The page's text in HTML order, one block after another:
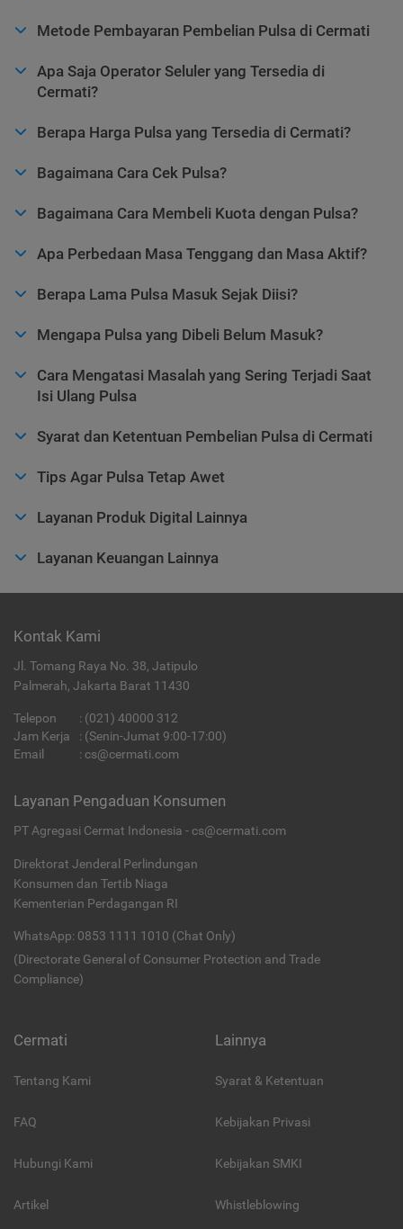
Metode Pembayaran Pembelian Pulsa di Cermati
Apa Saja Operator Seluler yang Tersedia di
Cermati?
Berapa Harga Pulsa yang Tersedia di Cermati?
Bagaimana Cara Cek Pulsa?
Bagaimana Cara Membeli Kuota dengan Pulsa?
Apa Perbedaan Masa Tenggang dan Masa Aktif?
Berapa Lama Pulsa Masuk Sejak Diisi?
Mengapa Pulsa yang Dibeli Belum Masuk?
Cara Mengatasi Masalah yang Sering Terjadi Saat
Isi Ulang Pulsa
Syarat dan Ketentuan Pembelian Pulsa di Cermati
Tips Agar Pulsa Tetap Awet
Layanan Produk Digital Lainnya
Layanan Keuangan Lainnya
Kontak Kami
Jl. Tomang Raya No. 38, Jatipulo
Palmerah, Jakarta Barat 11430
Telepon : (021) 40000 312
Jam Kerja
: (Senin-Jumat 9:00-17:00)
Email
: cs@cermati.com
Layanan Pengaduan Konsumen
PT Agregasi Cermat Indonesia - cs@cermati.com
Direktorat Jenderal Perlindungan
Konsumen dan Tertib Niaga
Kementerian Perdagangan RI
WhatsApp: 0853 1111 1010 (Chat Only)
(Directorate General of Consumer Protection and Trade
Compliance)
Cermati
Tentang Kami
FAQ
Hubungi Kami
Artikel
Lainnya
Syarat & Ketentuan
Kebijakan Privasi
Kebijakan SMKI
Whistleblowing